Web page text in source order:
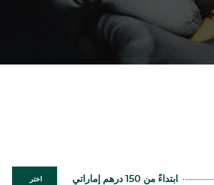
ابتداءً من 150 درهم إماراتي اختر